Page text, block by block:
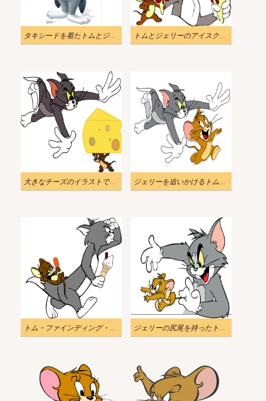
タキシードを着たトムとジェリーのイラスト トムとジェリーのアイスクリームのイラスト
大きなチーズのイラストでジェリーを追うトム ジェリーを追いかけるトムのイラスト
トム・ファインディング・ジェリーのイラスト ジェリーの尻尾を持ったトムのイラスト